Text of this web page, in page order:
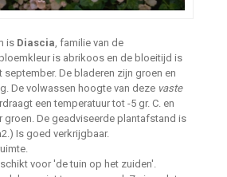
is Diascia, familie van de
is abrikoos en de bloeitijd is
september. De bladeren zijn groen en
De volwassen hoogte van deze vaste
een temperatuur tot -5 gr. C. en
groen. De geadviseerde plantafstand is
Is goed verkrijgbaar.
voor 'de tuin op het zuiden'.